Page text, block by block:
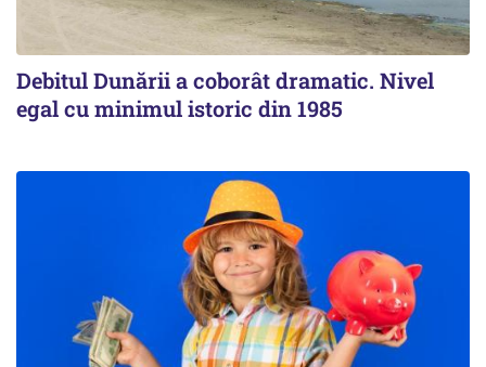
Debitul Dunării a coborât dramatic. Nivel
egal cu minimul istoric din 1985